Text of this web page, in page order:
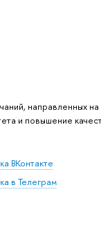
направленных
и повышение
ВКонтакте
в Телеграм